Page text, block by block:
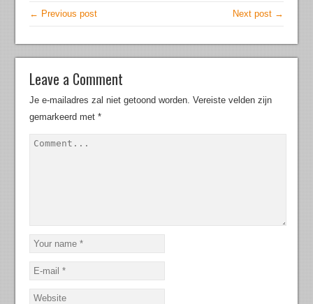
← Previous post Next post →
Leave a Comment
Je e-mailadres zal niet getoond worden. Vereiste velden zijn
gemarkeerd met*